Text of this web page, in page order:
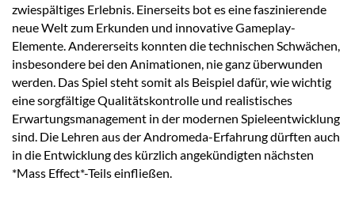
zwiespältiges Erlebnis. Einerseits bot es eine faszinierende
neue Welt zum Erkunden und innovative Gameplay-
Elemente. Andererseits konnten die technischen Schwächen,
insbesondere bei den Animationen, nie ganz überwunden
werden. Das Spiel steht somit als Beispiel dafür, wie wichtig
eine sorgfältige Qualitätskontrolle und realistisches
Erwartungsmanagement in der modernen Spieleentwicklung
sind. Die Lehren aus der Andromeda-Erfahrung dürften auch
in die Entwicklung des kürzlich angekündigten nächsten
*Mass Effect*-Teils einfließen.